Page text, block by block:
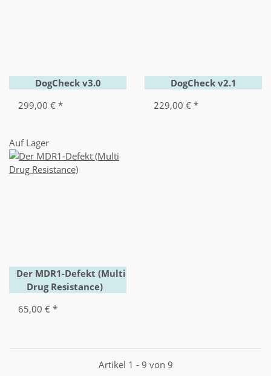
DogCheck v3.0
299,00 € *
DogCheck v2.1
229,00 € *
Auf Lager
Der MDR1-Defekt (Multi
Drug Resistance)
65,00 € *
Artikel 1 - 9 von 9